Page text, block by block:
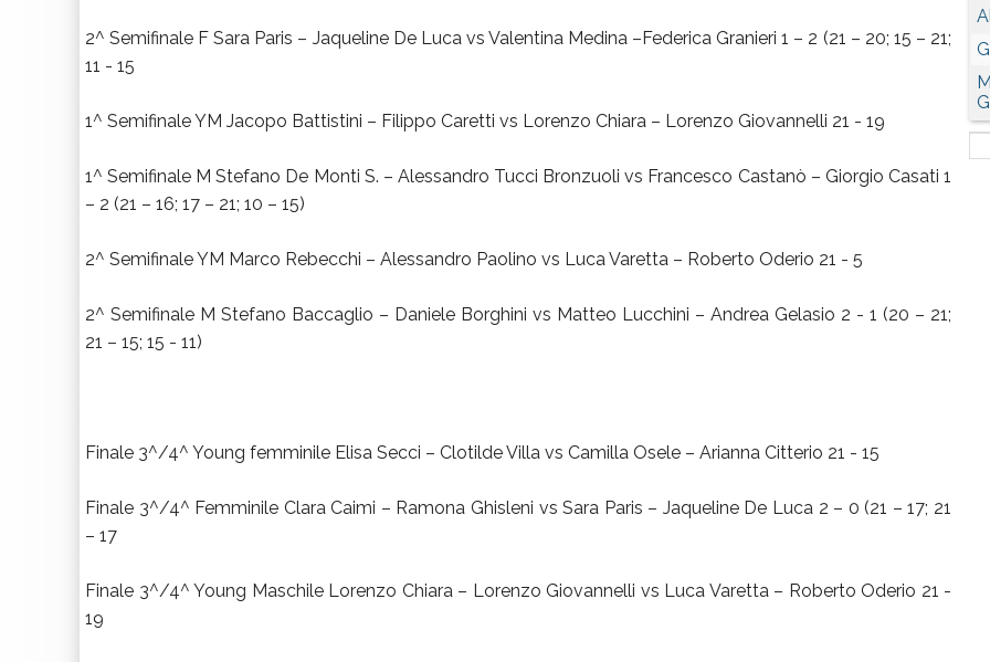
2^ Semifinale F Sara Paris – Jaqueline De Luca vs Valentina Medina –Federica Granieri 1 – 2 (21 – 20; 15 – 21;
11 - 15
1^ Semifinale YM Jacopo Battistini – Filippo Caretti vs Lorenzo Chiara – Lorenzo Giovannelli 21 - 19
1^ Semifinale M Stefano De Monti S. – Alessandro Tucci Bronzuoli vs Francesco Castanò – Giorgio Casati 1
– 2 (21 – 16; 17 – 21; 10 – 15)
2^ Semifinale YM Marco Rebecchi – Alessandro Paolino vs Luca Varetta – Roberto Oderio 21 - 5
2^ Semifinale M Stefano Baccaglio – Daniele Borghini vs Matteo Lucchini – Andrea Gelasio 2 - 1 (20 – 21;
21 – 15; 15 - 11)
Finale 3^/4^ Young femminile Elisa Secci – Clotilde Villa vs Camilla Osele – Arianna Citterio 21 - 15
Finale 3^/4^ Femminile Clara Caimi – Ramona Ghisleni vs Sara Paris – Jaqueline De Luca 2 – 0 (21 – 17; 21
– 17
Finale 3^/4^ Young Maschile Lorenzo Chiara – Lorenzo Giovannelli vs Luca Varetta – Roberto Oderio 21 -
19